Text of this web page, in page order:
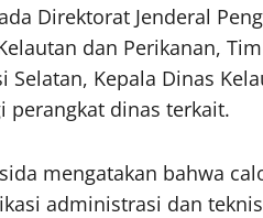
Direktorat Jenderal
dan Perikanan,
Selatan, Kepala Dinas
perangkat dinas terkait.
mengatakan bahwa
administrasi dan